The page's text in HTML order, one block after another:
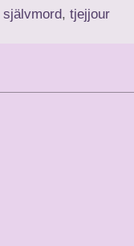
självmord, tjejjour